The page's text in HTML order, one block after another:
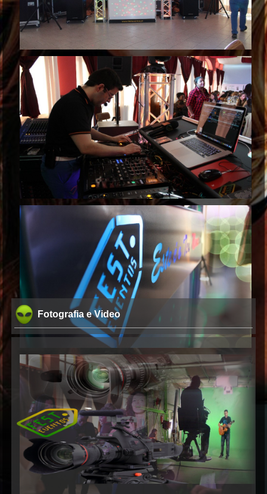
Fotografia e Video